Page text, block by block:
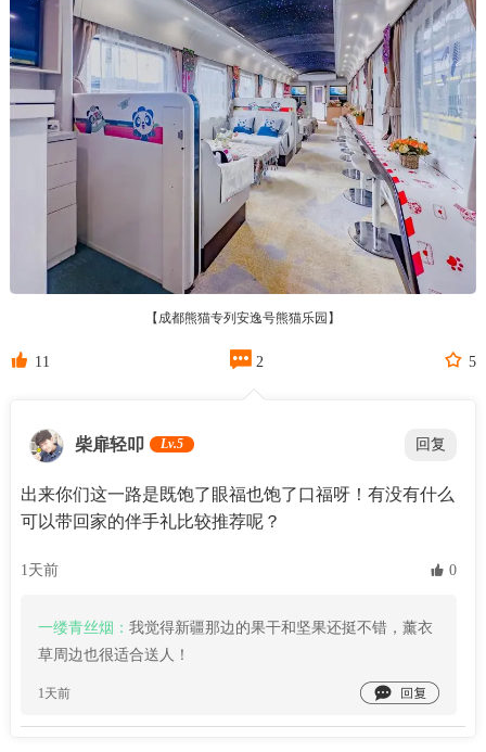
【成都熊猫专列安逸号熊猫乐园】
 11  2  5
柴扉轻叩 Lv.5 回复
出来你们这一路是既饱了眼福也饱了口福呀！有没有什么
可以带回家的伴手礼比较推荐呢？
1天前  0
一缕青丝烟： 我觉得新疆那边的果干和坚果还挺不错，薰衣
草周边也很适合送人！
1天前 